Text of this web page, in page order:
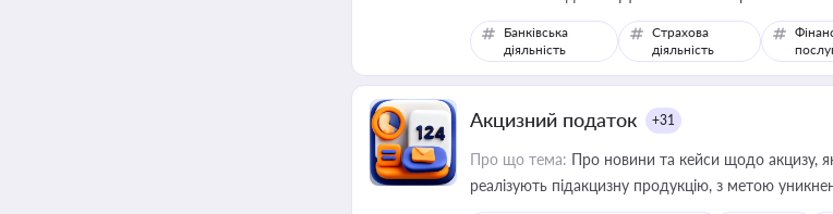
Банківська
діяльність
Страхова
діяльність
Акцизний податок +31
Про що тема: Про новини та кейси щодо акцизу,
реалізують підакцизну продукцію, з метою